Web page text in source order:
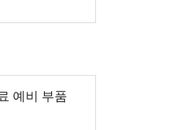
예비 부품